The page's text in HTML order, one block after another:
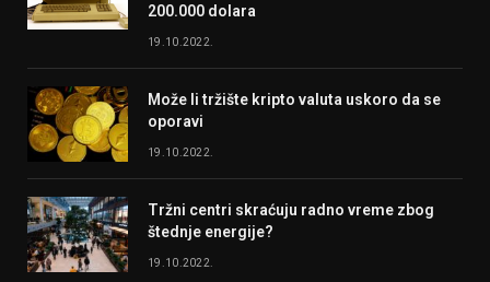
200.000 dolara
19.10.2022.
Može li tržište kripto valuta uskoro da se
oporavi
19.10.2022.
Tržni centri skraćuju radno vreme zbog
štednje energije?
19.10.2022.